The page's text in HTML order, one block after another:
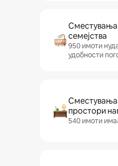
Сместувања
семејства
950 имоти
удобности
Сместувања
простори
540 имоти